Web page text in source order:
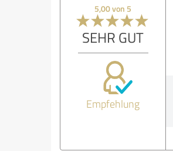
5,00 von 5
SEHR GUT
Empfehlung